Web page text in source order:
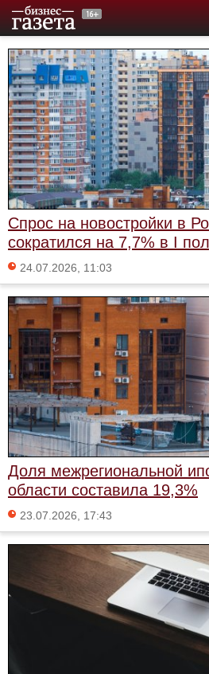
Спрос на новостройки в
сократился на 7,7% в I
24.07.2026, 11:03
Доля межрегиональной
области составила 19,3%
23.07.2026, 17:43